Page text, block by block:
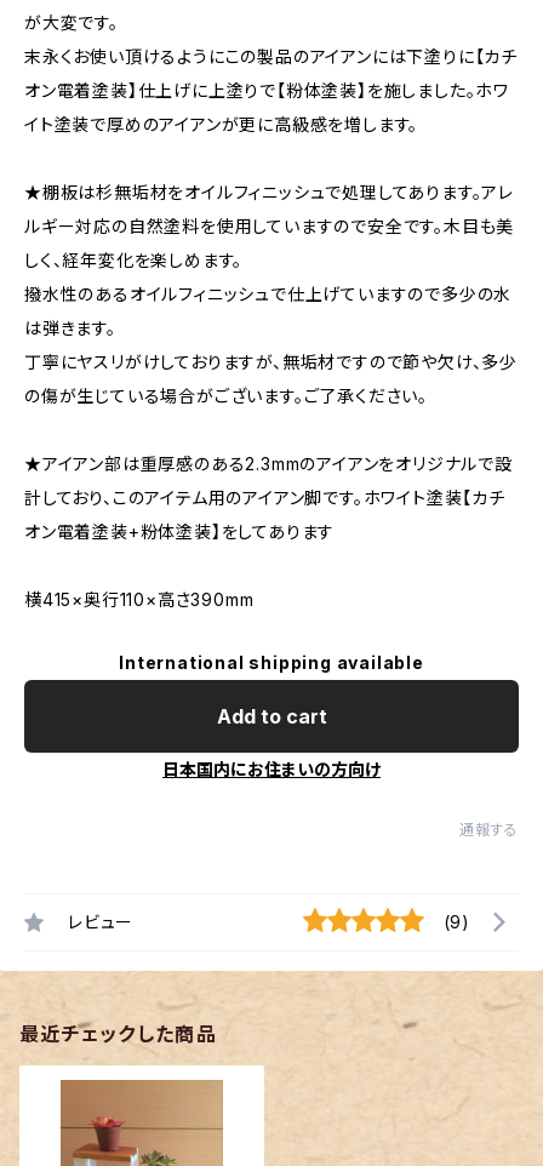
が大変です。
末永くお使い頂けるようにこの製品のアイアンには下塗りに【カチ
オン電着塗装】仕上げに上塗りで【粉体塗装】を施しました。ホワ
イト塗装で厚めのアイアンが更に高級感を増します。
★棚板は杉無垢材をオイルフィニッシュで処理してあります。アレ
ルギー対応の自然塗料を使用していますので安全です。木目も美
しく、経年変化を楽しめます。
撥水性のあるオイルフィニッシュで仕上げていますので多少の水
は弾きます。
丁寧にヤスリがけしておりますが、無垢材ですので節や欠け、多少
の傷が生じている場合がございます。ご了承ください。
★アイアン部は重厚感のある2.3mmのアイアンをオリジナルで設
計しており、このアイテム用のアイアン脚です。ホワイト塗装【カチ
オン電着塗装+粉体塗装】をしてあります
横415×奥行110×高さ390mm
International shipping available
Add to cart
日本国内にお住まいの方向け
通報する
レビュー (9)
最近チェックした商品